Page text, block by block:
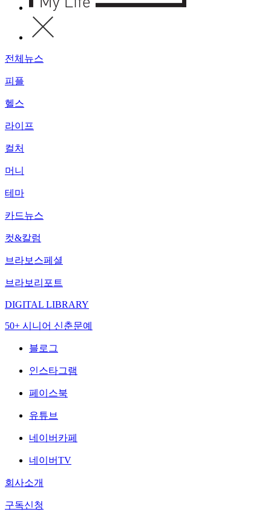
전체뉴스
피플
헬스
라이프
컬처
머니
테마
카드뉴스
컷&칼럼
브라보스페셜
브라보리포트
DIGITAL LIBRARY
50+ 시니어 신춘문예
블로그
인스타그램
페이스북
유튜브
네이버카페
네이버TV
회사소개
구독신청